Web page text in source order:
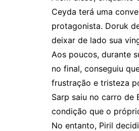
Ceyda terá uma
protagonista. Doruk
deixar de lado sua
Aos poucos, durante
no final, conseguiu
frustração e tristeza
Sarp saiu no carro de
condição que o
No entanto, Piril